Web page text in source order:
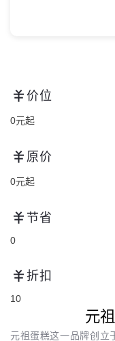
元
元祖蛋糕这一品牌创立
价位
0元起
原价
0元起
节省
0
折扣
10